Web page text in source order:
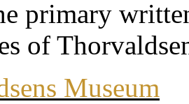
primary
of
Museum